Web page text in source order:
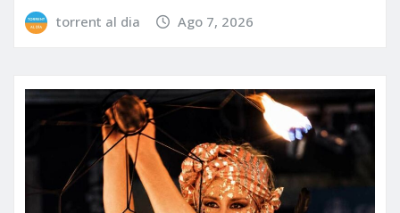
torrent al dia Ago 7, 2026